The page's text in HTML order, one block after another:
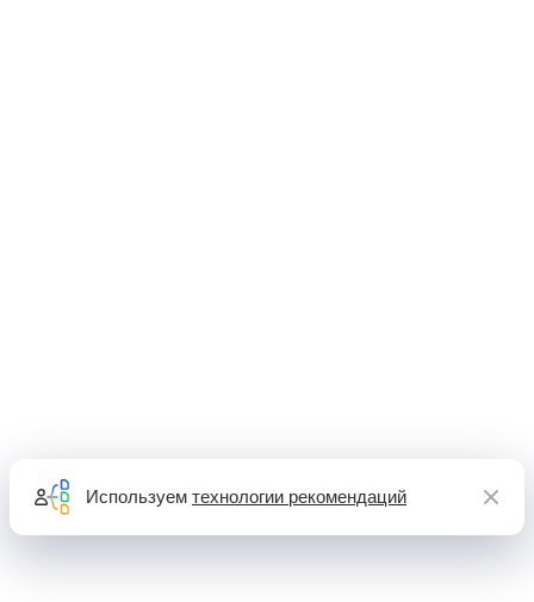
Используем технологии рекомендаций